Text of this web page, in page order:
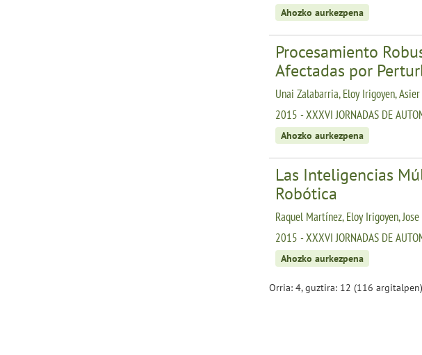
Ahozko aurkezpena
Procesamiento
Afectadas por
Unai Zalabarria, Eloy Irigoyen,
2015 - XXXVI JORNADAS DE
Ahozko aurkezpena
Las Inteligencias
Robótica
Raquel Martínez, Eloy Irigoyen,
2015 - XXXVI JORNADAS DE
Ahozko aurkezpena
Orria: 4, guztira: 12 (116 argitalpen)